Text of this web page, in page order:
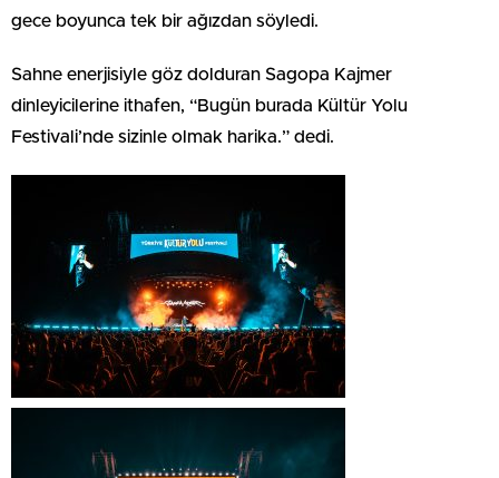
gece boyunca tek bir ağızdan söyledi.
Sahne enerjisiyle göz dolduran Sagopa Kajmer
dinleyicilerine ithafen, “Bugün burada Kültür Yolu
Festivali’nde sizinle olmak harika.” dedi.